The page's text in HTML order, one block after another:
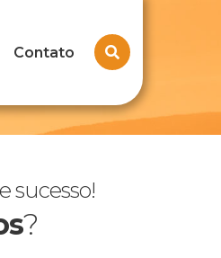
Contato
sucesso!
?